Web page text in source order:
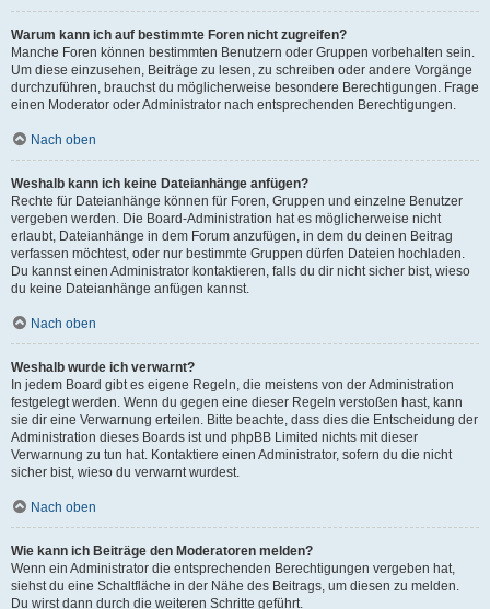
Warum kann ich auf bestimmte Foren nicht zugreifen?
Manche Foren können bestimmten Benutzern oder Gruppen vorbehalten sein.
Um diese einzusehen, Beiträge zu lesen, zu schreiben oder andere Vorgänge
durchzuführen, brauchst du möglicherweise besondere Berechtigungen. Frage
einen Moderator oder Administrator nach entsprechenden Berechtigungen.
Nach oben
Weshalb kann ich keine Dateianhänge anfügen?
Rechte für Dateianhänge können für Foren, Gruppen und einzelne Benutzer
vergeben werden. Die Board-Administration hat es möglicherweise nicht
erlaubt, Dateianhänge in dem Forum anzufügen, in dem du deinen Beitrag
verfassen möchtest, oder nur bestimmte Gruppen dürfen Dateien hochladen.
Du kannst einen Administrator kontaktieren, falls du dir nicht sicher bist, wieso
du keine Dateianhänge anfügen kannst.
Nach oben
Weshalb wurde ich verwarnt?
In jedem Board gibt es eigene Regeln, die meistens von der Administration
festgelegt werden. Wenn du gegen eine dieser Regeln verstoßen hast, kann
sie dir eine Verwarnung erteilen. Bitte beachte, dass dies die Entscheidung der
Administration dieses Boards ist und phpBB Limited nichts mit dieser
Verwarnung zu tun hat. Kontaktiere einen Administrator, sofern du die nicht
sicher bist, wieso du verwarnt wurdest.
Nach oben
Wie kann ich Beiträge den Moderatoren melden?
Wenn ein Administrator die entsprechenden Berechtigungen vergeben hat,
siehst du eine Schaltfläche in der Nähe des Beitrags, um diesen zu melden.
Du wirst dann durch die weiteren Schritte geführt.